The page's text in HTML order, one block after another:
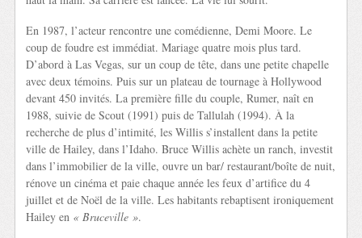
En 1987, l’acteur rencontre une comédienne, Demi Moore. Le
coup de foudre est immédiat. Mariage quatre mois plus tard.
D’abord à Las Vegas, sur un coup de tête, dans une petite chapelle
avec deux témoins. Puis sur un plateau de tournage à Hollywood
devant 450 invités. La première fille du couple, Rumer, naît en
1988, suivie de Scout (1991) puis de Tallulah (1994). À la
recherche de plus d’intimité, les Willis s’installent dans la petite
ville de Hailey, dans l’Idaho. Bruce Willis achète un ranch, investit
dans l’immobilier de la ville, ouvre un bar/ restaurant/boîte de nuit,
rénove un cinéma et paie chaque année les feux d’artifice du 4
juillet et de Noël de la ville. Les habitants rebaptisent ironiquement
Hailey en « Bruceville ».